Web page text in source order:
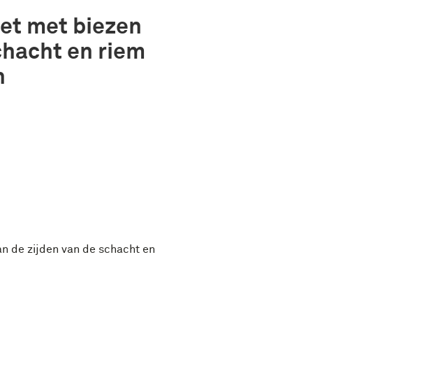
met biezen
en riem
de zijden van de schacht en